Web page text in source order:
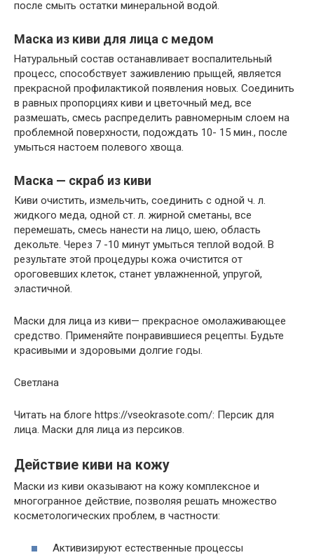
после смыть остатки минеральной водой.
Маска из киви для лица с медом
Натуральный состав останавливает воспалительный
процесс, способствует заживлению прыщей, является
прекрасной профилактикой появления новых. Соединить
в равных пропорциях киви и цветочный мед, все
размешать, смесь распределить равномерным слоем на
проблемной поверхности, подождать 10- 15 мин., после
умыться настоем полевого хвоща.
Маска — скраб из киви
Киви очистить, измельчить, соединить с одной ч. л.
жидкого меда, одной ст. л. жирной сметаны, все
перемешать, смесь нанести на лицо, шею, область
декольте. Через 7 -10 минут умыться теплой водой. В
результате этой процедуры кожа очистится от
ороговевших клеток, станет увлажненной, упругой,
эластичной.
Маски для лица из киви— прекрасное омолаживающее
средство. Применяйте понравившиеся рецепты. Будьте
красивыми и здоровыми долгие годы.
Светлана
Читать на блоге https://vseokrasote.com/: Персик для
лица. Маски для лица из персиков.
Действие киви на кожу
Маски из киви оказывают на кожу комплексное и
многогранное действие, позволяя решать множество
косметологических проблем, в частности:
Активизируют естественные процессы